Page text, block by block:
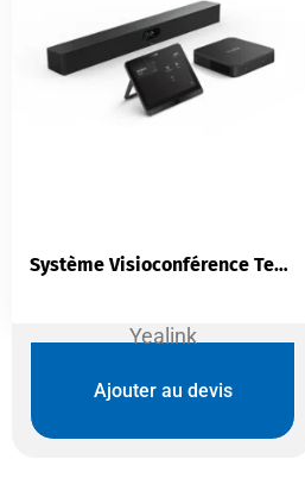
Yealink
Système Visioconférence Teams Yealink MVC S40 | SmartVision 40 | Petites et Moyennes Salles
Ajouter au devis